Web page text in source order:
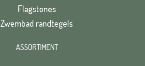
Flagstones
Zwembad randtegels
ASSORTIMENT